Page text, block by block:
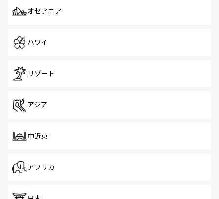
オセアニア
ハワイ
リゾート
アジア
中近東
アフリカ